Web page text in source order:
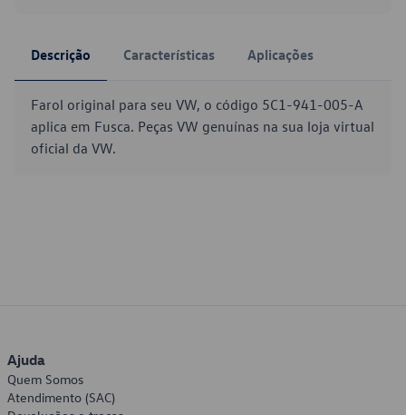
Descrição Características Aplicações
Farol original para seu VW, o código 5C1-941-005-A
aplica em Fusca. Peças VW genuínas na sua loja virtual
oficial da VW.
Ajuda
Quem Somos
Atendimento (SAC)